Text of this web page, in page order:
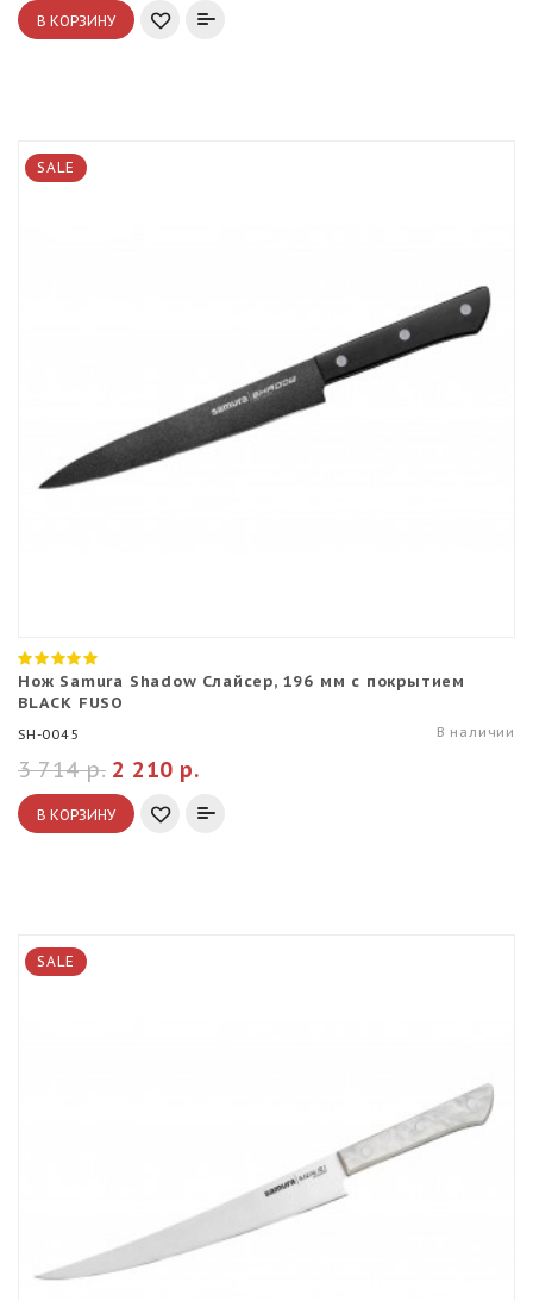
В КОРЗИНУ
SALE
Нож Samura Shadow Слайсер, 196 мм с покрытием
BLACK FUSO
SH-0045 В наличии
2 210 р.
3 714 р.
В КОРЗИНУ
SALE